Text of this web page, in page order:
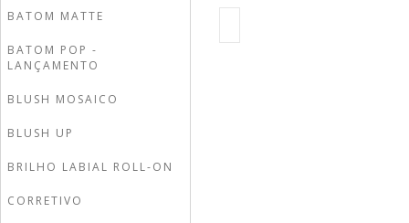
BATOM MATTE
BATOM POP -
LANÇAMENTO
BLUSH MOSAICO
BLUSH UP
BRILHO LABIAL ROLL-ON
CORRETIVO